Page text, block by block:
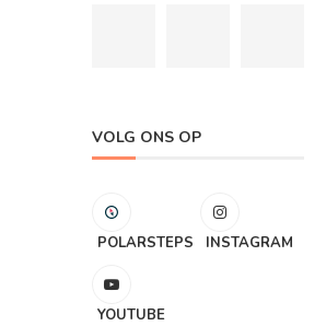
VOLG ONS OP
POLARSTEPS INSTAGRAM
YOUTUBE